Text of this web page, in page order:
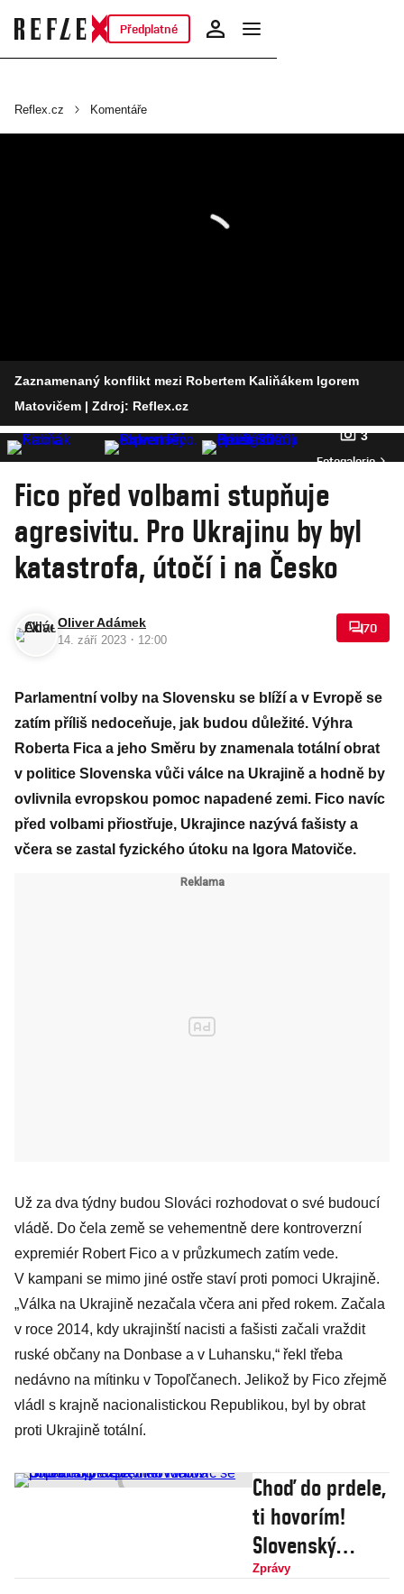
Předplatné
Reflex.cz Komentáře
Zaznamenaný konflikt mezi Robertem Kaliňákem Igorem
Matovičem | Zdroj: Reflex.cz
3
Fotogalerie
Fico před volbami stupňuje
agresivitu. Pro Ukrajinu by byl
katastrofa, útočí i na Česko
Oliver Adámek
14. září 2023 · 12:00
70
Parlamentní volby na Slovensku se blíží a v Evropě se
zatím příliš nedoceňuje, jak budou důležité. Výhra
Roberta Fica a jeho Směru by znamenala totální obrat
v politice Slovenska vůči válce na Ukrajině a hodně by
ovlivnila evropskou pomoc napadené zemi. Fico navíc
před volbami přiostřuje, Ukrajince nazývá fašisty a
včera se zastal fyzického útoku na Igora Matoviče.
Už za dva týdny budou Slováci rozhodovat o své budoucí
vládě. Do čela země se vehementně dere kontroverzní
expremiér Robert Fico a v průzkumech zatím vede.
V kampani se mimo jiné ostře staví proti pomoci Ukrajině.
„Válka na Ukrajině nezačala včera ani před rokem. Začala
v roce 2014, kdy ukrajinští nacisti a fašisti začali vraždit
ruské občany na Donbase a v Luhansku,“ řekl třeba
nedávno na mítinku v Topoľčanech. Jelikož by Fico zřejmě
vládl s krajně nacionalistickou Republikou, byl by obrat
proti Ukrajině totální.
Choď do prdele,
ti hovorím!
Slovenský
expremiér
Zprávy